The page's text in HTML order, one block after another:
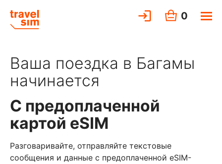
0
Ваша поездка в Багамы
начинается
С предоплаченной
картой eSIM
Разговаривайте, отправляйте текстовые
сообщения и данные с предоплаченной eSIM-